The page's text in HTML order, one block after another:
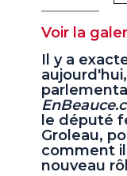
Voir la
Il y a
le député
Groleau,
comment
nouveau